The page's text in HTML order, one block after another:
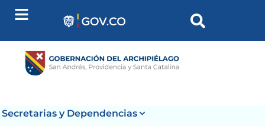
contenido
Secretarias y Dependencias